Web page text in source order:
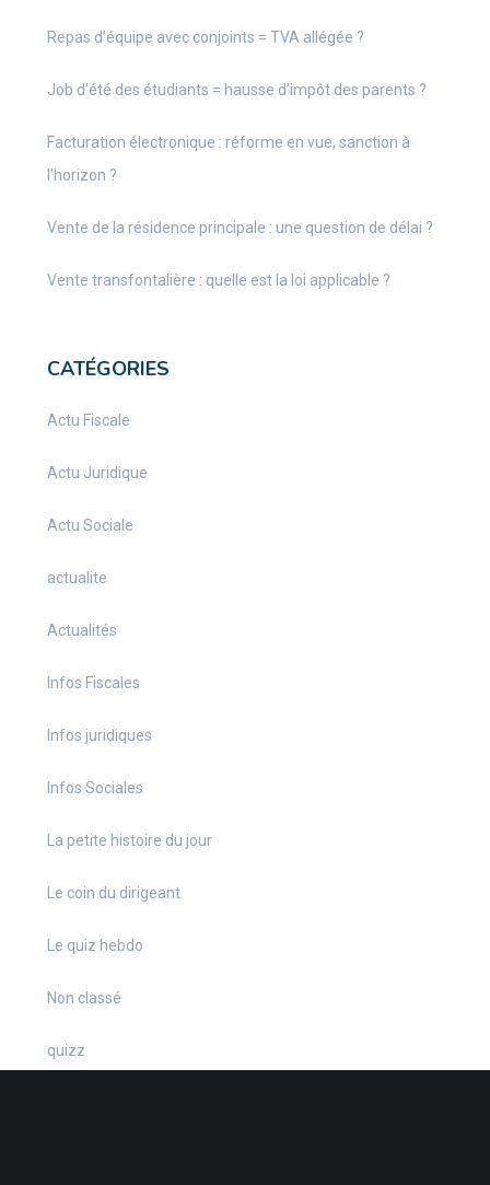
Repas d’équipe avec conjoints = TVA allégée ?
Job d’été des étudiants = hausse d’impôt des parents ?
Facturation électronique : réforme en vue, sanction à
l’horizon ?
Vente de la résidence principale : une question de délai ?
Vente transfontalière : quelle est la loi applicable ?
CATÉGORIES
Actu Fiscale
Actu Juridique
Actu Sociale
actualite
Actualités
Infos Fiscales
Infos juridiques
Infos Sociales
La petite histoire du jour
Le coin du dirigeant
Le quiz hebdo
Non classé
quizz